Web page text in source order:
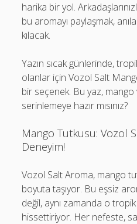
harika bir yol.
bu aromayı paylaşmak,
kılacak.
Yazın sıcak günlerinde,
olanlar için Vozol Salt
bir seçenek. Bu yaz,
serinlemeye hazır mısınız?
Mango Tutkusu: Vozol
Deneyim!
Vozol Salt Aroma, mango
boyuta taşıyor. Bu eşsiz
değil, aynı zamanda o
hissettiriyor. Her nefeste,